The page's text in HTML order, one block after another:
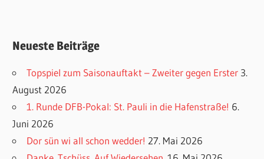
Neueste Beiträge
Topspiel zum Saisonauftakt – Zweiter gegen Erster 3.
August 2026
1. Runde DFB-Pokal: St. Pauli in die Hafenstraße! 6.
Juni 2026
Dor sün wi all schon wedder! 27. Mai 2026